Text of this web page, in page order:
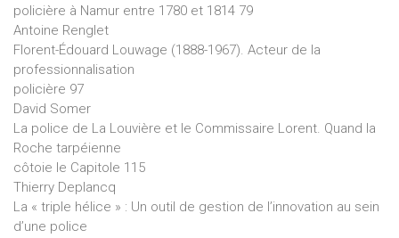
policière à Namur entre 1780 et 1814 79
Antoine Renglet
Florent-Édouard Louwage (1888-1967). Acteur de la
professionnalisation
policière 97
David Somer
La police de La Louvière et le Commissaire Lorent. Quand la
Roche tarpéienne
côtoie le Capitole 115
Thierry Deplancq
La « triple hélice » : Un outil de gestion de l’innovation au sein
d’une police